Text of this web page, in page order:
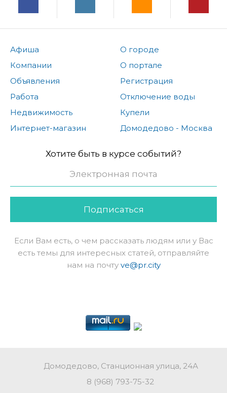
Афиша
Компании
Объявления
Работа
Недвижимость
Интернет-магазин
О городе
О портале
Регистрация
Отключение воды
Купели
Домодедово - Москва
Хотите быть в курсе событий?
Подписаться
Если Вам есть, о чем рассказать людям или у Вас
есть темы для интересных статей, отправляйте
нам на почту ve@pr.city
Домодедово, Станционная улица, 24А
8 (968) 793-75-32